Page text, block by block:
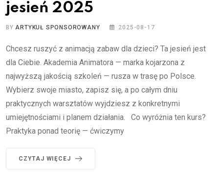
jesień 2025
BYARTYKUŁ SPONSOROWANY 2025-08-17
Chcesz ruszyć z animacją zabaw dla dzieci? Ta jesień jest
dla Ciebie. Akademia Animatora — marka kojarzona z
najwyższą jakością szkoleń — rusza w trasę po Polsce.
Wybierz swoje miasto, zapisz się, a po całym dniu
praktycznych warsztatów wyjdziesz z konkretnymi
umiejętnościami i planem działania. Co wyróżnia ten kurs?
Praktyka ponad teorię — ćwiczymy
CZYTAJ WIĘCEJ